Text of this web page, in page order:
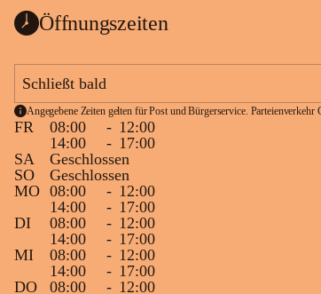
Öffnungszeiten
Schließt bald
Angegebene Zeiten gelten für Post und Bürgerservice.
FR 08:00 - 12:00
14:00
- 17:00
SA
Geschlossen
SO
Geschlossen
MO 08:00 - 12:00
14:00
- 17:00
DI
08:00 - 12:00
14:00
- 17:00
MI
08:00 - 12:00
14:00
- 17:00
DO
08:00 - 12:00